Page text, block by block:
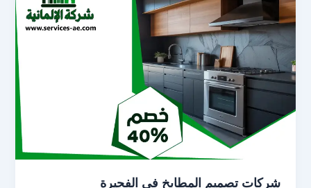
شركات تصميم المطابخ في الفجيرة